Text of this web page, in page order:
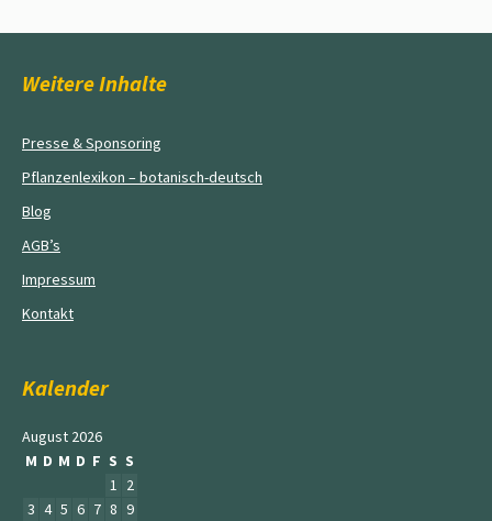
Weitere Inhalte
Presse & Sponsoring
Pflanzenlexikon – botanisch-deutsch
Blog
AGB’s
Impressum
Kontakt
Kalender
August 2026
M D M D F S S
1 2
3 4 5 6 7 8 9